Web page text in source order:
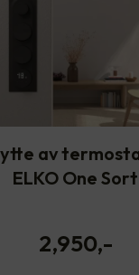
av
ELKO One Sort
2,950,-